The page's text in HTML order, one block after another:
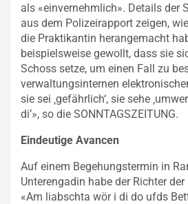
als «einvernehmlich». Details der
aus dem Polizeirapport zeigen,
die Praktikantin herangemacht
beispielsweise gewollt, dass sie
Schoss setze, um einen Fall zu
verwaltungsinternen
sie sei ‚gefährlich‘, sie sehe
di’», so die SONNTAGSZEITUNG.
Eindeutige Avancen
Auf einem Begehungstermin in
Unterengadin habe der Richter
«Am liabschta wör i di do ufds